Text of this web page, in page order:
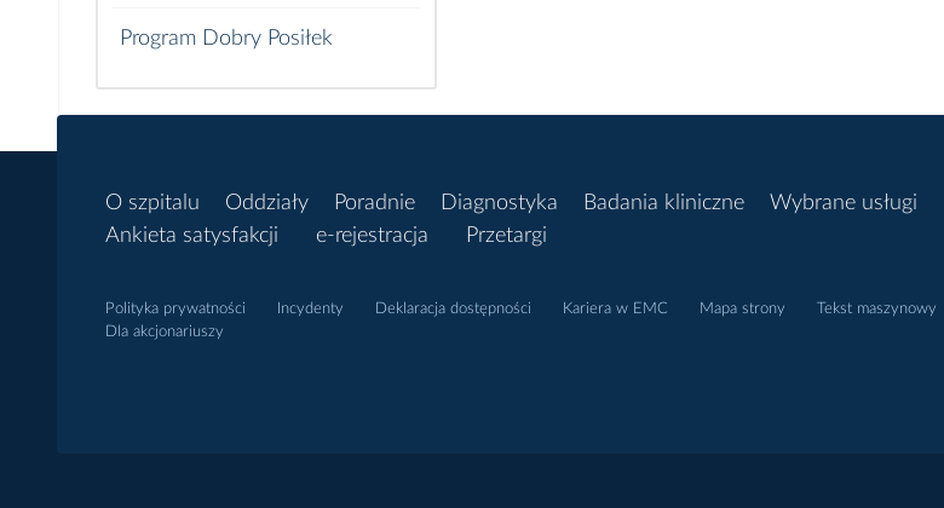
Program Dobry Posiłek
O szpitalu Oddziały Poradnie Diagnostyka Badania kliniczne Wybrane usługi
Ankieta satysfakcji
e-rejestracja Przetargi
Polityka prywatności Incydenty Deklaracja dostępności Kariera w EMC Mapa strony Tekst maszynowy
Dla akcjonariuszy